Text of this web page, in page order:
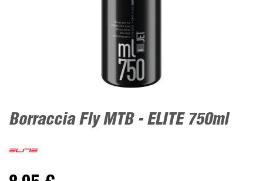
Borraccia Fly MTB - ELITE 750ml